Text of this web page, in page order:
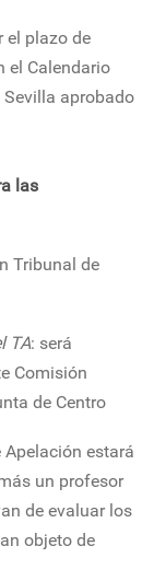
el plazo de
el Calendario
aprobado
las
Tribunal de
TA: será
Comisión
de Centro
Apelación estará
un profesor
de evaluar los
objeto de